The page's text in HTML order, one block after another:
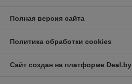
Полная версия сайта
Политика обработки cookies
Сайт создан на платформе Deal.by